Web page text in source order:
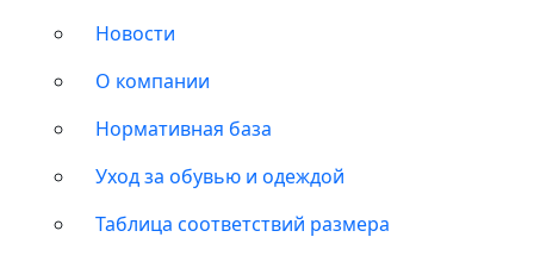
Новости
О компании
Нормативная база
Уход за обувью и одеждой
Таблица соответствий размера